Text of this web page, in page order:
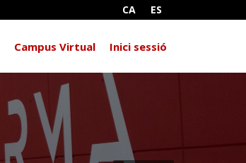
CA ES
Campus Virtual Inici sessió